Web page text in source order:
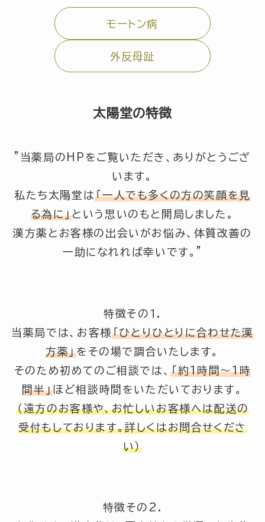
モートン病
外反母趾
太陽堂の特徴
”当薬局のHPをご覧いただき、ありがとうござ
います。
私たち太陽堂は「一人でも多くの方の笑顔を見
る為に」 という思いのもと開局しました。
漢方薬とお客様の出会いがお悩み、体質改善の
一助になれれば幸いです。”
特徴その１.
当薬局では、お客様 「ひとりひとりに合わせた漢
方薬」をその場で調合いたします。
そのため初めてのご相談では、「約1時間～1時
間半」ほど相談時間をいただいております。
（遠方のお客様や、お忙しいお客様へは配送の
受付もしております。詳しくはお問合せくださ
い）
特徴その2.